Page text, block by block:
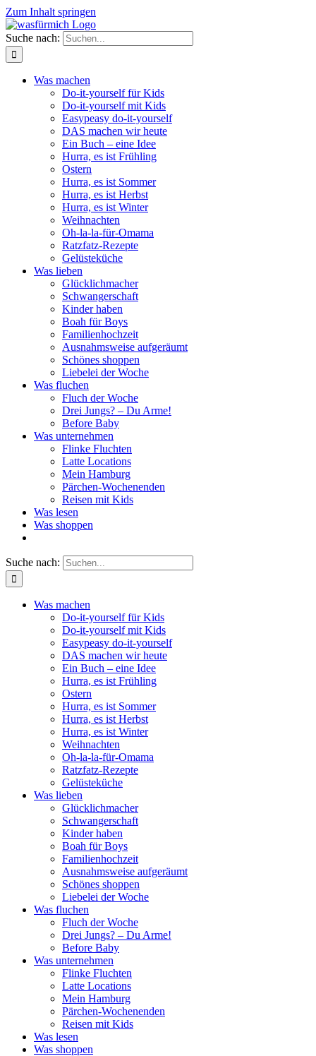
Zum Inhalt springen
Suche nach:
Was machen
Do-it-yourself für Kids
Do-it-yourself mit Kids
Easypeasy do-it-yourself
DAS machen wir heute
Ein Buch – eine Idee
Hurra, es ist Frühling
Ostern
Hurra, es ist Sommer
Hurra, es ist Herbst
Hurra, es ist Winter
Weihnachten
Oh-la-la-für-Omama
Ratzfatz-Rezepte
Gelüsteküche
Was lieben
Glücklichmacher
Schwangerschaft
Kinder haben
Boah für Boys
Familienhochzeit
Ausnahmsweise aufgeräumt
Schönes shoppen
Liebelei der Woche
Was fluchen
Fluch der Woche
Drei Jungs? – Du Arme!
Before Baby
Was unternehmen
Flinke Fluchten
Latte Locations
Mein Hamburg
Pärchen-Wochenenden
Reisen mit Kids
Was lesen
Was shoppen
Suche nach:
Was machen
Do-it-yourself für Kids
Do-it-yourself mit Kids
Easypeasy do-it-yourself
DAS machen wir heute
Ein Buch – eine Idee
Hurra, es ist Frühling
Ostern
Hurra, es ist Sommer
Hurra, es ist Herbst
Hurra, es ist Winter
Weihnachten
Oh-la-la-für-Omama
Ratzfatz-Rezepte
Gelüsteküche
Was lieben
Glücklichmacher
Schwangerschaft
Kinder haben
Boah für Boys
Familienhochzeit
Ausnahmsweise aufgeräumt
Schönes shoppen
Liebelei der Woche
Was fluchen
Fluch der Woche
Drei Jungs? – Du Arme!
Before Baby
Was unternehmen
Flinke Fluchten
Latte Locations
Mein Hamburg
Pärchen-Wochenenden
Reisen mit Kids
Was lesen
Was shoppen